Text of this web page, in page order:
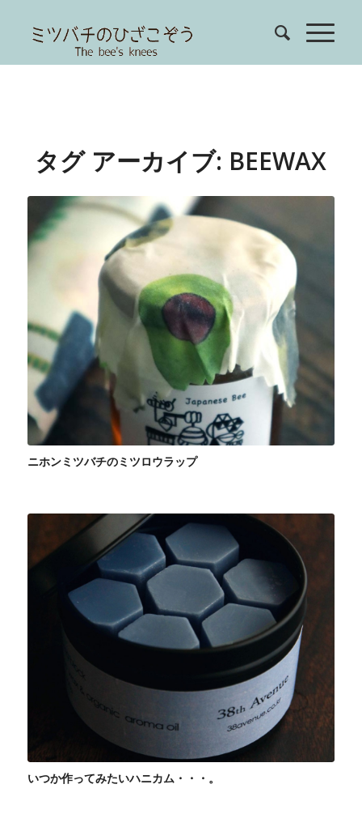
タグ アーカイブ: BEEWAX
ニホンミツバチのミツロウラップ
いつか作ってみたいハニカム・・・。